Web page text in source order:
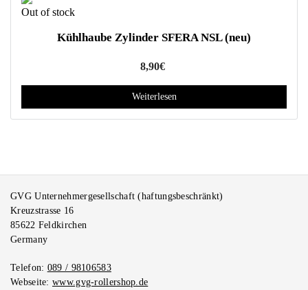
Out of stock
Kühlhaube Zylinder SFERA NSL (neu)
8,90€
Weiterlesen
GVG Unternehmergesellschaft (haftungsbeschränkt)
Kreuzstrasse 16
85622 Feldkirchen
Germany
Telefon: 089 / 98106583
Webseite: www.gvg-rollershop.de